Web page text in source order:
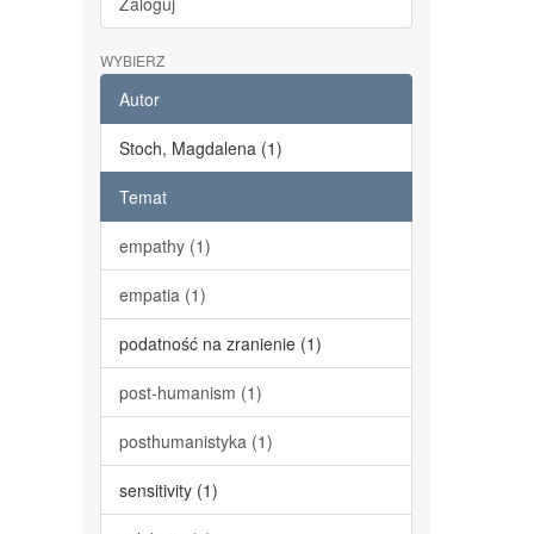
WYBIERZ
Autor
Stoch, Magdalena (1)
Temat
empathy (1)
empatia (1)
podatność na zranienie (1)
post-humanism (1)
posthumanistyka (1)
sensitivity (1)